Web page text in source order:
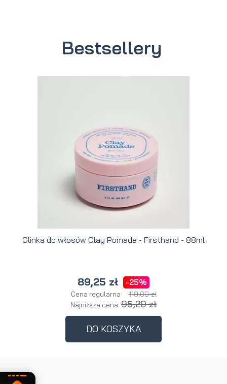
Bestsellery
Glinka do włosów Clay Pomade - Firsthand - 88ml
89,25 zł -25%
Cena regularna: 119,00 zł
Najniższa cena: 95,20 zł
DO KOSZYKA